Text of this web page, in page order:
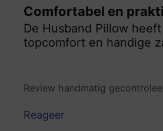
Comfortabel en
De Husband Pillow
topcomfort en handige
Review handmatig
Reageer